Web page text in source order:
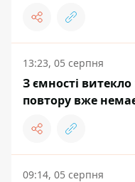
13:23, 05 серпня
З ємності витекло
повтору вже
09:14, 05 серпня